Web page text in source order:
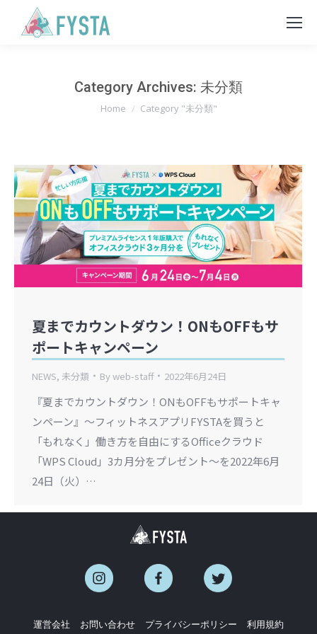
Category Archives: 未分類
You are here:
Home Category "未分類"
夏までカウントダウン！ONもOFFもサ
ポートキャンペーン
NEWS, 未分類 Byweb-staff 2022年6月24日
『夏までカウントダウン！ONもOFFもサポートキャ
ンペーン』～フィットネスアプリFYSTAを買うと
「もれなく」働き方を自由にするOfficeクラウド
「WPS Cloud」3カ月分をプレゼント～を2022年6月
24日（火）…
運営会社 お問い合わせ プライバシーポリシー 利用規約